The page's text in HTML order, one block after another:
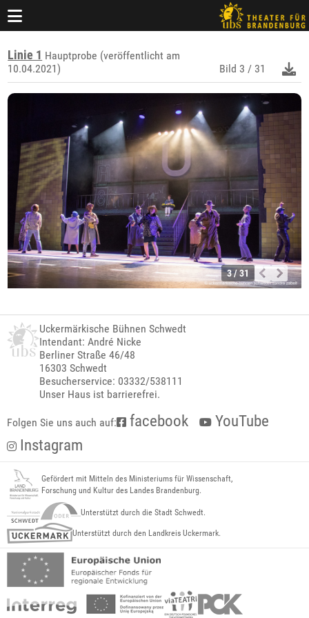
Linie 1 Hauptprobe (veröffentlicht am
10.04.2021)
Bild 3 / 31
3 / 31
Uckermärkische Bühnen Schwedt
Intendant: André Nicke
Berliner Straße 46/48
16303 Schwedt
Besucherservice: 03332/538111
Unser Haus ist barrierefrei.
Folgen Sie uns auch auf: facebook
YouTube
Instagram
Gefördert mit Mitteln des Ministeriums für Wissenschaft,
Forschung und Kultur des Landes Brandenburg.
Unterstützt durch die Stadt Schwedt.
Unterstützt durch den Landkreis Uckermark.